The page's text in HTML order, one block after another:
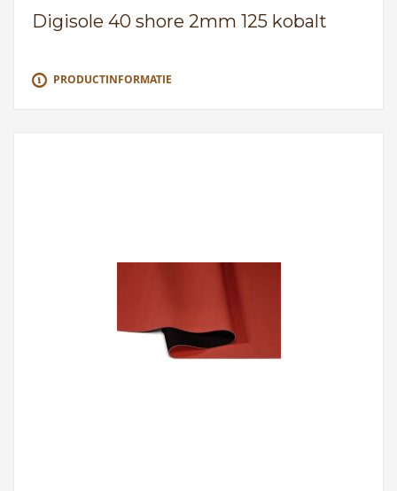
Digisole 40 shore 2mm 125 kobalt
PRODUCTINFORMATIE